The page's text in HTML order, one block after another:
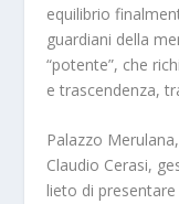
equilibrio
guardiani della
“potente”, che
e trascendenza,
Palazzo
Claudio Cerasi,
lieto di